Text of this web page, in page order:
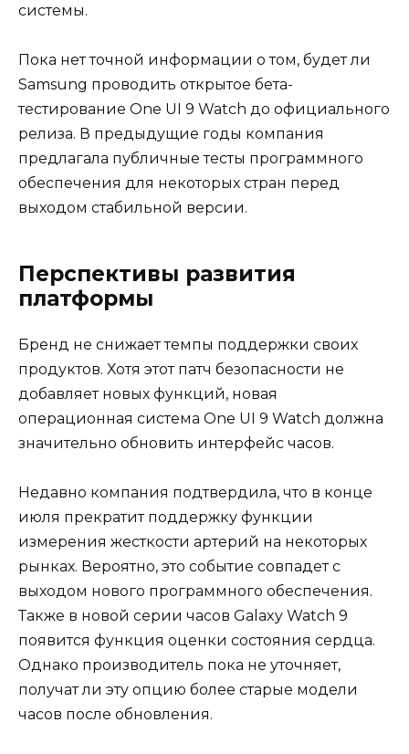
системы.
Пока нет точной информации о том, будет ли
Samsung проводить открытое бета-
тестирование One UI 9 Watch до официального
релиза. В предыдущие годы компания
предлагала публичные тесты программного
обеспечения для некоторых стран перед
выходом стабильной версии.
Перспективы развития
платформы
Бренд не снижает темпы поддержки своих
продуктов. Хотя этот патч безопасности не
добавляет новых функций, новая
операционная система One UI 9 Watch должна
значительно обновить интерфейс часов.
Недавно компания подтвердила, что в конце
июля прекратит поддержку функции
измерения жесткости артерий на некоторых
рынках. Вероятно, это событие совпадет с
выходом нового программного обеспечения.
Также в новой серии часов Galaxy Watch 9
появится функция оценки состояния сердца.
Однако производитель пока не уточняет,
получат ли эту опцию более старые модели
часов после обновления.